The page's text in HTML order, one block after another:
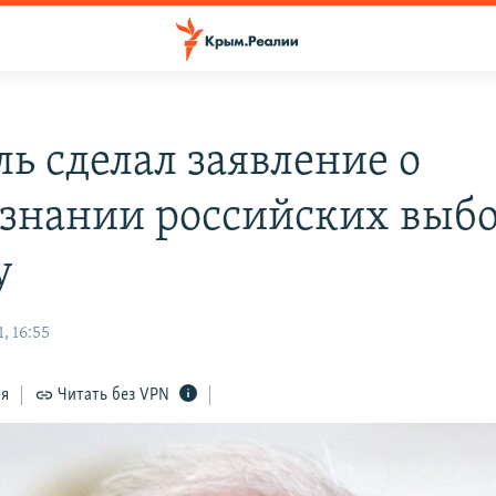
сделал заявление о
российских
16:55
Читать без VPN